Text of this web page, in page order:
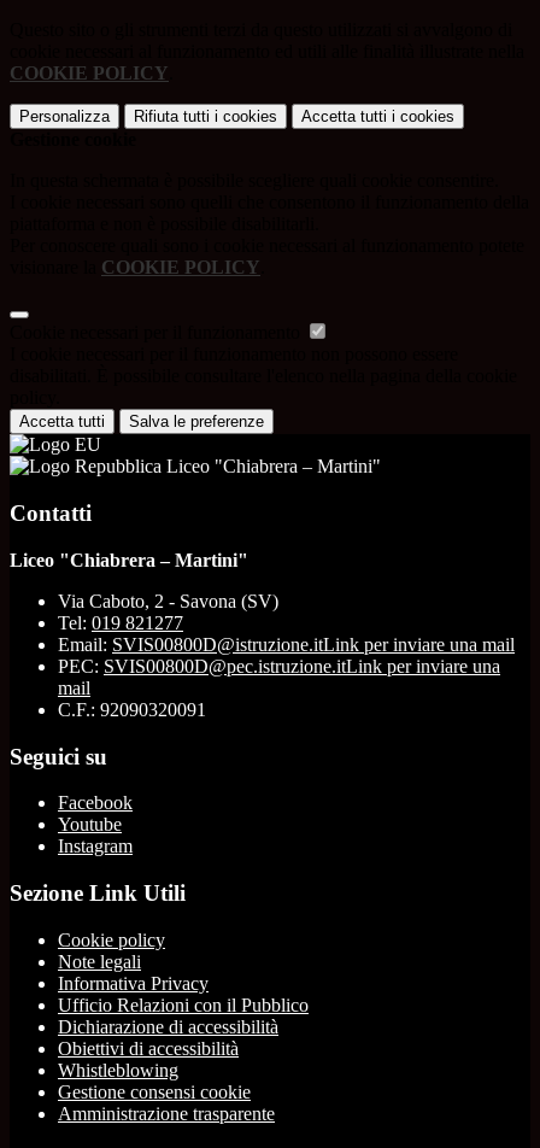
COOKIE POLICY
Personalizza Rifiuta tutti i cookies Accetta tutti i cookies
COOKIE POLICY
Accetta tutti Salva le preferenze
Liceo "Chiabrera – Martini"
Contatti
Liceo "Chiabrera – Martini"
Via Caboto, 2 - Savona (SV)
Tel: 019 821277
Email: SVIS00800D@istruzione.itLink per inviare una mail
PEC: SVIS00800D@pec.istruzione.itLink per inviare una
mail
C.F.: 92090320091
Seguici su
Facebook
Youtube
Instagram
Sezione Link Utili
Cookie policy
Note legali
Informativa Privacy
Ufficio Relazioni con il Pubblico
Dichiarazione di accessibilità
Obiettivi di accessibilità
Whistleblowing
Gestione consensi cookie
Amministrazione trasparente